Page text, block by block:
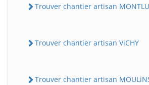
Trouver chantier artisan
Trouver chantier artisan ViCHY
Trouver chantier artisan